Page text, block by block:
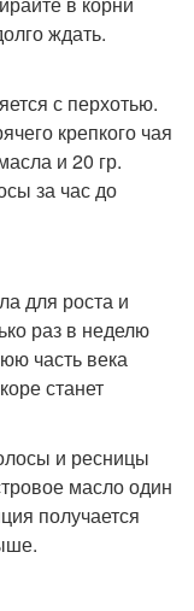
ждать.
с перхотью.
крепкого чая
и 20 гр.
за час до
для роста и
раз в неделю
часть века
станет
и ресницы
масло один
получается